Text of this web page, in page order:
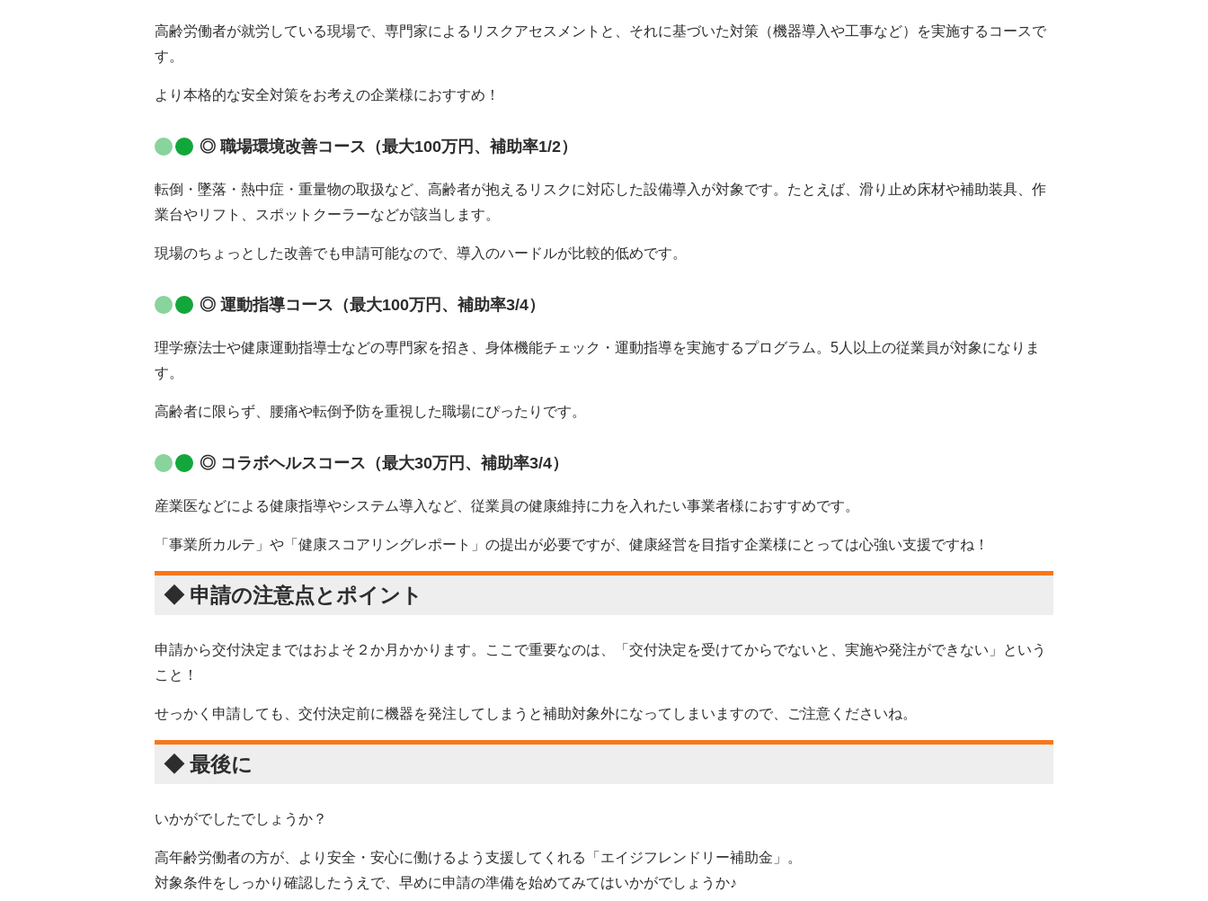
高齢労働者が就労している現場で、専門家によるリスクアセスメントと、それに基づいた対策（機器導入や工事など）を実施するコースで
す。
より本格的な安全対策をお考えの企業様におすすめ！
◎ 職場環境改善コース（最大100万円、補助率1/2）
転倒・墜落・熱中症・重量物の取扱など、高齢者が抱えるリスクに対応した設備導入が対象です。たとえば、滑り止め床材や補助装具、作
業台やリフト、スポットクーラーなどが該当します。
現場のちょっとした改善でも申請可能なので、導入のハードルが比較的低めです。
◎ 運動指導コース（最大100万円、補助率3/4）
理学療法士や健康運動指導士などの専門家を招き、身体機能チェック・運動指導を実施するプログラム。5人以上の従業員が対象になりま
す。
高齢者に限らず、腰痛や転倒予防を重視した職場にぴったりです。
◎ コラボヘルスコース（最大30万円、補助率3/4）
産業医などによる健康指導やシステム導入など、従業員の健康維持に力を入れたい事業者様におすすめです。
「事業所カルテ」や「健康スコアリングレポート」の提出が必要ですが、健康経営を目指す企業様にとっては心強い支援ですね！
◆ 申請の注意点とポイント
申請から交付決定まではおよそ２か月かかります。ここで重要なのは、「交付決定を受けてからでないと、実施や発注ができない」という
こと！
せっかく申請しても、交付決定前に機器を発注してしまうと補助対象外になってしまいますので、ご注意くださいね。
◆ 最後に
いかがでしたでしょうか？
高年齢労働者の方が、より安全・安心に働けるよう支援してくれる「エイジフレンドリー補助金」。
対象条件をしっかり確認したうえで、早めに申請の準備を始めてみてはいかがでしょうか♪